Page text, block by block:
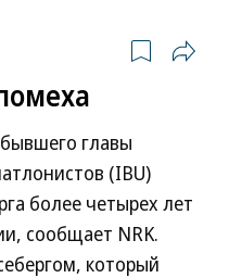
главы
(IBU)
более четырех лет
сообщает NRK.
который